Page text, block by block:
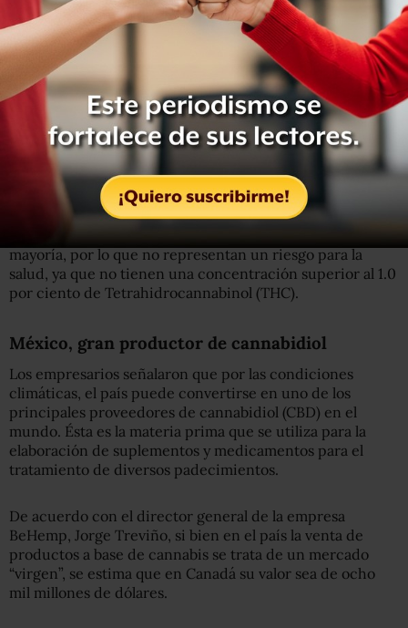
enfermedades.
Señalaron que en las últimas semanas de diciembre
empezarán a comercializar los primeros productos con
cannabis, luego de que la Cofepris autorizó la venta de 50
artículos.
LEE: La primera persona con plantas legales de cannabis
Cabe destacar que las mercancías autorizadas por la
autoridad regulatoria no son psicotrópicos en su
mayoría, por lo que no representan un riesgo para la
salud, ya que no tienen una concentración superior al 1.0
por ciento de Tetrahidrocannabinol (THC).
México, gran productor de cannabidiol
Los empresarios señalaron que por las condiciones
climáticas, el país puede convertirse en uno de los
principales proveedores de cannabidiol (CBD) en el
mundo. Ésta es la materia prima que se utiliza para la
elaboración de suplementos y medicamentos para el
tratamiento de diversos padecimientos.
De acuerdo con el director general de la empresa
BeHemp, Jorge Treviño, si bien en el país la venta de
productos a base de cannabis se trata de un mercado
“virgen”, se estima que en Canadá su valor sea de ocho
mil millones de dólares.